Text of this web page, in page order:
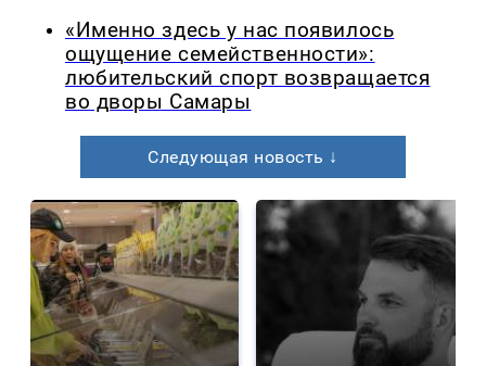
«Именно здесь у нас появилось
ощущение семейственности»:
любительский спорт возвращается
во дворы Самары
Следующая новость ↓